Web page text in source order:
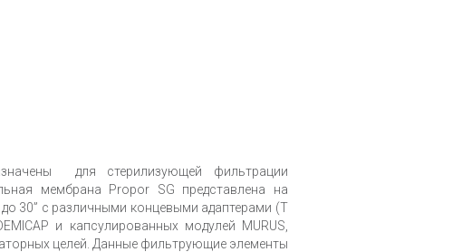
для стерилизующей фильтрации
мембрана Propor SG представлена на
30” с различными концевыми адаптерами (T
и капсулированных модулей MURUS,
целей. Данные фильтрующие элементы